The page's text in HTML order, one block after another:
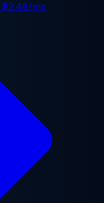
$2.48/mo